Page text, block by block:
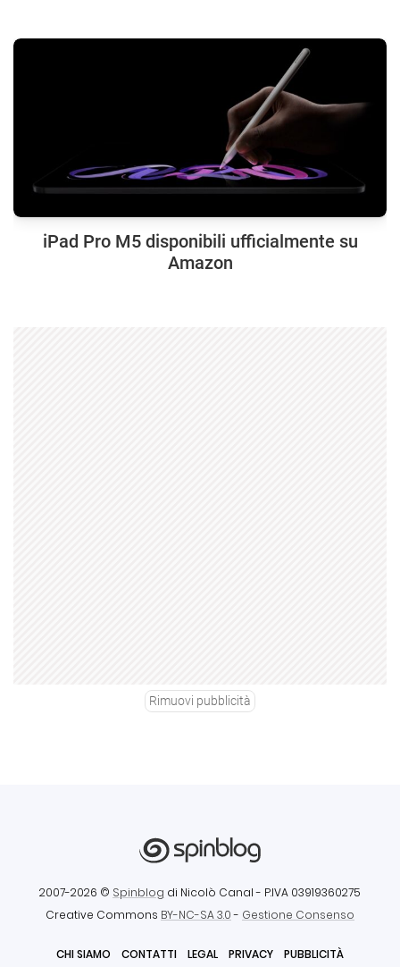
iPad Pro M5 disponibili ufficialmente su
Amazon
Rimuovi pubblicità
2007-2026 © Spinblog di Nicolò Canal - P.IVA 03919360275
Creative Commons BY-NC-SA 3.0- Gestione Consenso
CHI SIAMO CONTATTI LEGAL PRIVACY PUBBLICITÀ